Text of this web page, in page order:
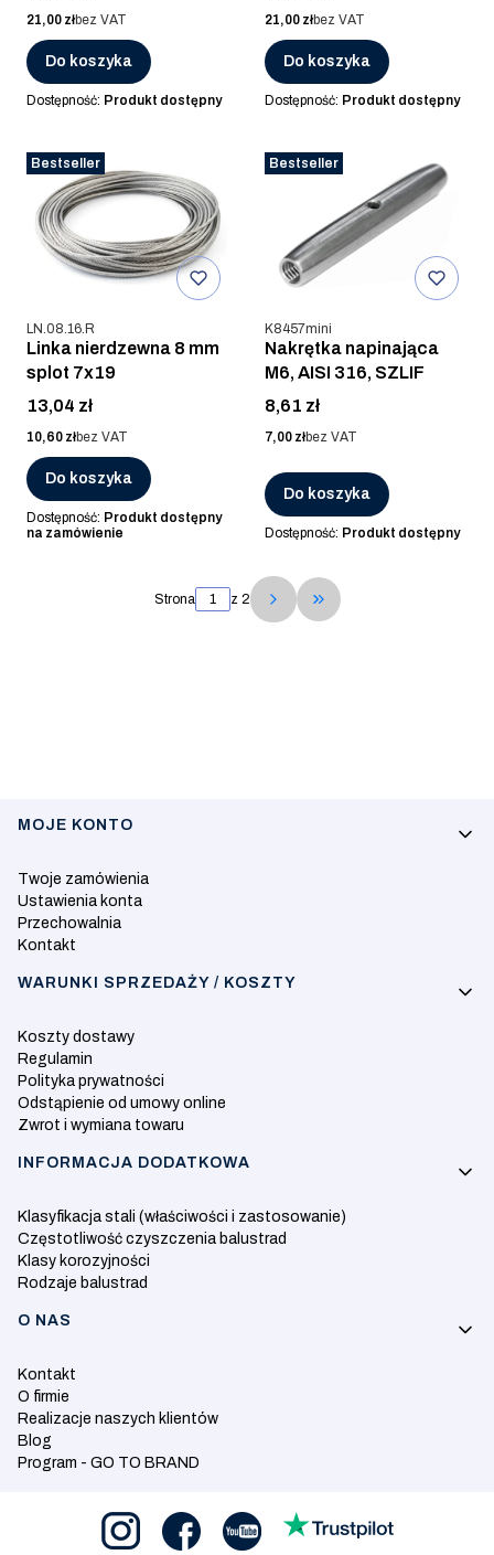
Cena
21,00 złbez VAT
Do koszyka
Dostępność: Produkt dostępny
Cena
21,00 złbez VAT
Do koszyka
Dostępność: Produkt dostępny
Bestseller
Kod produktu
LN.08.16.R
Linka nierdzewna 8 mm
splot 7x19
Cena
13,04 zł
Cena
10,60 złbez VAT
Do koszyka
Dostępność: Produkt dostępny
na zamówienie
Bestseller
Kod produktu
K8457mini
Nakrętka napinająca
M6, AISI 316, SZLIF
Cena
8,61 zł
Cena
7,00 złbez VAT
Do koszyka
Dostępność: Produkt dostępny
Strona z 2
Przejdź do ostatniej
Linki w stopce
MOJE KONTO
Twoje zamówienia
Ustawienia konta
Przechowalnia
Kontakt
WARUNKI SPRZEDAŻY / KOSZTY
Koszty dostawy
Regulamin
Polityka prywatności
Odstąpienie od umowy online
Zwrot i wymiana towaru
INFORMACJA DODATKOWA
Klasyfikacja stali (właściwości i zastosowanie)
Częstotliwość czyszczenia balustrad
Klasy korozyjności
Rodzaje balustrad
O NAS
Kontakt
O firmie
Realizacje naszych klientów
Blog
Program - GO TO BRAND